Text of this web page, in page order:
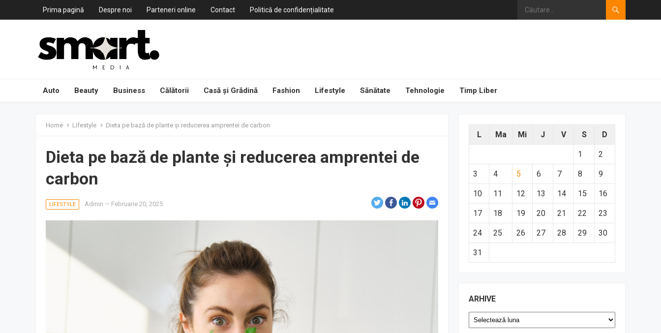
Prima pagină Despre noi Parteneri online Contact Politică de confidențialitate
Auto Beauty Business Călătorii Casă și Grădină Fashion Lifestyle Sănătate Tehnologie Timp Liber
Home Lifestyle Dieta pe bază de plante și reducerea amprentei de carbon
Dieta pe bază de plante și reducerea amprentei de
carbon
LIFESTYLE Admin — Februarie 20, 2025
L Ma Mi J V S D
1 2
3 4 5 6 7 8 9
10 11 12 13 14 15 16
17 18 19 20 21 22 23
24 25 26 27 28 29 30
31
ARHIVE
Arhive